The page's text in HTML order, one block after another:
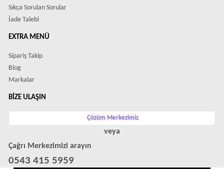
Sıkça Sorulan Sorular
İade Talebi
EXTRA MENÜ
Sipariş Takip
Blog
Markalar
BIZE ULAŞIN
Çözüm Merkezimiz
veya
Çağrı Merkezimizi arayın
0543 415 5959